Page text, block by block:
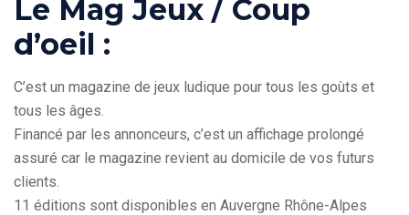
Le Mag Jeux / Coup
d’oeil :
C’est un magazine de jeux ludique pour tous les goùts et
tous les âges.
Financé par les annonceurs, c’est un affichage prolongé
assuré car le magazine revient au domicile de vos futurs
clients.
11 éditions sont disponibles en Auvergne Rhône-Alpes